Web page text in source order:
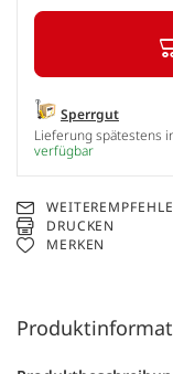
Sperrgut
Lieferung spätestens
verfügbar
DRUCKEN
MERKEN